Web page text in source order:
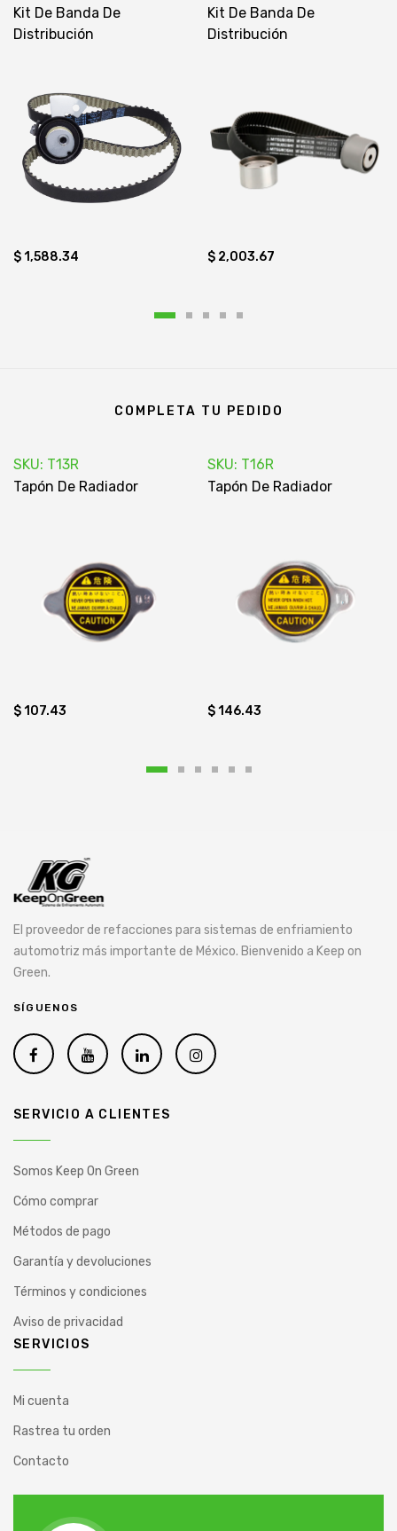
Kit De Banda De
Distribución
$ 1,588.34
Kit De Banda De
Distribución
$ 2,003.67
COMPLETA TU PEDIDO
SKU: T13R
Tapón De Radiador
$ 107.43
SKU: T16R
Tapón De Radiador
$ 146.43
El proveedor de refacciones para sistemas de enfriamiento
automotriz más importante de México. Bienvenido a Keep on
Green.
SÍGUENOS
SERVICIO A CLIENTES
Somos Keep On Green
Cómo comprar
Métodos de pago
Garantía y devoluciones
Términos y condiciones
Aviso de privacidad
SERVICIOS
Mi cuenta
Rastrea tu orden
Contacto